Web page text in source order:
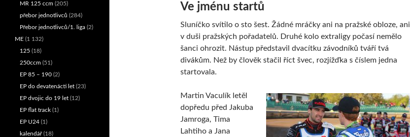
Ve jménu startů
Sluníčko svítilo o sto šest. Žádné mráčky ani na pražské obloze, ani
v duši pražských pořadatelů. Druhé kolo extraligy počasí nemělo
šanci ohrozit. Nástup představil dvacítku závodníků tváří tvá
divákům. Než by člověk stačil říct švec, rozjížďka s číslem jedna
startovala.
Martin Vaculík letěl
dopředu před Jakuba
Jamroga, Tima
Lahtiho a Jana
MR 125 ccm (205)
přebor jednotlivců (284)
Přebor jednotlivců/1. liga (2)
ME (1 132)
125 (18)
250ccm (51)
EP 85 – 190 (2)
EP do devatenácti let (23)
EP dvojic do 19 let (12)
EP flat track (1)
EP U24 (1)
kalendář(18)